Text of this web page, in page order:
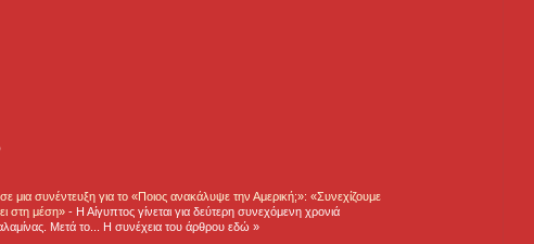
μια συνέντευξη για το «Ποιος ανακάλυψε την Αμερική;»: «Συνεχίζουμε
στη μέση» - Η Αίγυπτος γίνεται για δεύτερη συνεχόμενη χρονιά
Μετά το... Η συνέχεια του άρθρου εδώ »